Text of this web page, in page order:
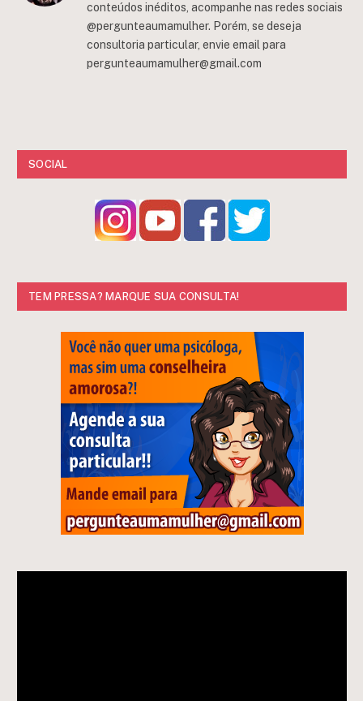
conteúdos inéditos, acompanhe nas redes sociais
@pergunteaumamulher. Porém, se deseja
consultoria particular, envie email para
pergunteaumamulher@gmail.com
SOCIAL
TEM PRESSA? MARQUE SUA CONSULTA!